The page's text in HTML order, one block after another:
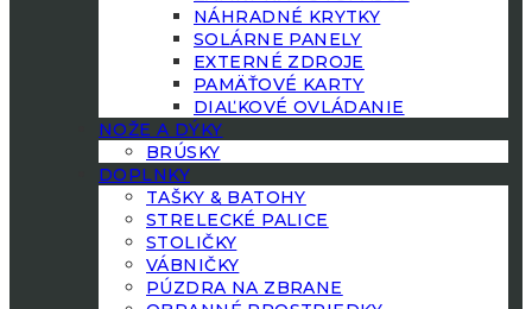
NÁHRADNÉ KRYTKY
SOLÁRNE PANELY
EXTERNÉ ZDROJE
PAMÄŤOVÉ KARTY
DIAĽKOVÉ OVLÁDANIE
NOŽE A DÝKY
BRÚSKY
DOPLNKY
TAŠKY & BATOHY
STRELECKÉ PALICE
STOLIČKY
VÁBNIČKY
PÚZDRA NA ZBRANE